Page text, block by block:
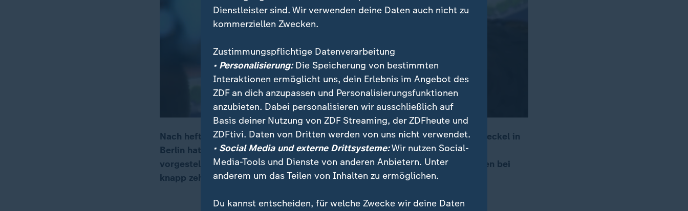
00:05 01:32
Nach heftiger Kritik an den Plänen der rot-rot-grünen Koalition zum Mietendeckel in
Berlin hat heute die linke Bausenatorin Lompscher die entschärfte Version
vorgestellt. Demnach liegen die Mietobergrenzen in den nächsten fünf Jahren bei
knapp zehn Euro.
Dienstleister sind. Wir verwenden deine Daten auch nicht zu
kommerziellen Zwecken.
Zustimmungspflichtige Datenverarbeitung
• Personalisierung:Die Speicherung von bestimmten
Interaktionen ermöglicht uns, dein Erlebnis im Angebot des
ZDF an dich anzupassen und Personalisierungsfunktionen
anzubieten. Dabei personalisieren wir ausschließlich auf
Basis deiner Nutzung von ZDF Streaming, der ZDFheute und
ZDFtivi. Daten von Dritten werden von uns nicht verwendet.
• Social Media und externe Drittsysteme:Wir nutzen Social-
Media-Tools und Dienste von anderen Anbietern. Unter
anderem um das Teilen von Inhalten zu ermöglichen.
Du kannst entscheiden, für welche Zwecke wir deine Daten